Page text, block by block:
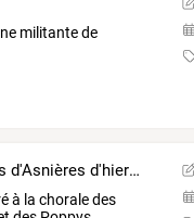
militante de
Poppys et Petits Chanteurs d'Asnières d'hier et d'aujourd'hui
à la choraledes